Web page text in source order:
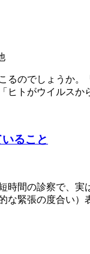
るのでしょうか
ヒトがウイルスか
ること
時間の診察で、
な緊張の度合い）